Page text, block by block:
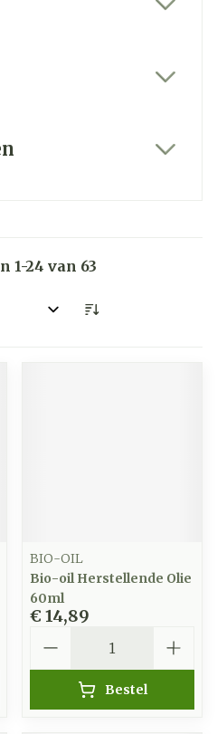
1-24 van 63
BIO-OIL
Bio-oil Herstellende Olie
60ml
€ 14,89
Bestel